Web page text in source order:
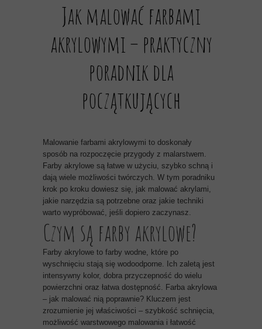
Jak malować farbami
akrylowymi – praktyczny
poradnik dla
początkujących
Malowanie farbami akrylowymi to doskonały
sposób na rozpoczęcie przygody z malarstwem.
Farby akrylowe są łatwe w użyciu, szybko schną i
dają wiele możliwości twórczych. W tym poradniku
krok po kroku dowiesz się, jak malować akrylami,
jakie narzędzia są potrzebne oraz jakie techniki
warto wypróbować, jeśli dopiero zaczynasz.
Czym są farby akrylowe?
Farby akrylowe to farby wodne, które po
wyschnięciu stają się wodoodporne. Ich zaletą jest
intensywny kolor, dobra przyczepność do wielu
powierzchni oraz łatwa dostępność. Farba akrylowa
– jak malować nią poprawnie? Kluczem jest
zrozumienie jej właściwości – szybkość schnięcia,
możliwość warstwowego malowania i łatwość